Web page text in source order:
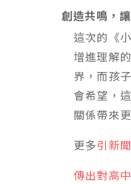
創造共鳴，
這次的《
增進理解
界，而孩
會希望，
關係帶來
更多引新
傳出對高